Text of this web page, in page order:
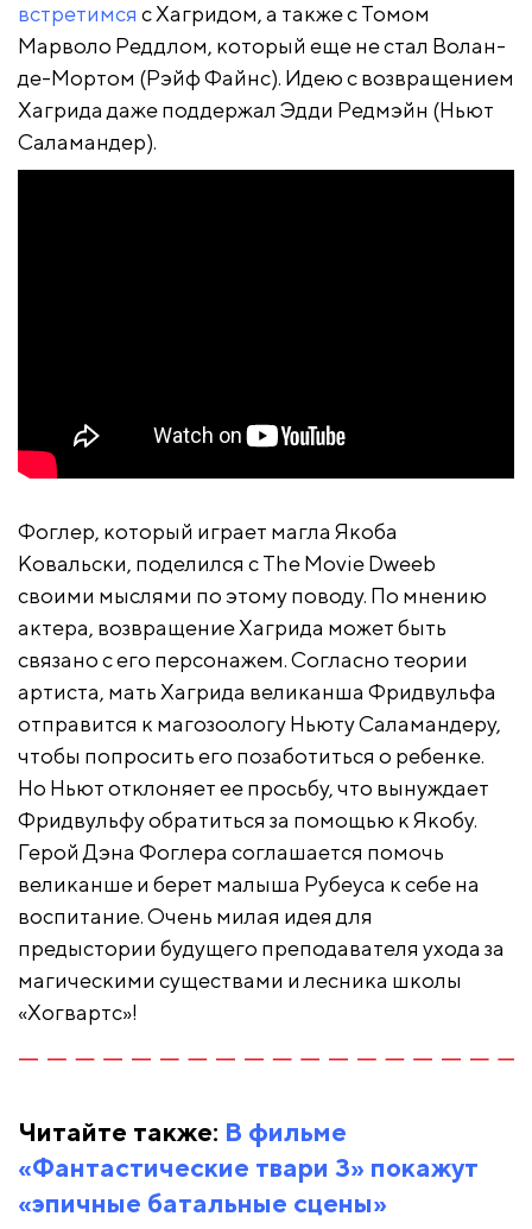
встретимся с Хагридом, а также с Томом
Марволо Реддлом, который еще не стал Волан-
де-Мортом (Рэйф Файнс). Идею с возвращением
Хагрида даже поддержал Эдди Редмэйн (Ньют
Саламандер).
Фоглер, который играет магла Якоба
Ковальски, поделился с The Movie Dweeb
своими мыслями по этому поводу. По мнению
актера, возвращение Хагрида может быть
связано с его персонажем. Согласно теории
артиста, мать Хагрида великанша Фридвульфа
отправится к магозоологу Ньюту Саламандеру,
чтобы попросить его позаботиться о ребенке.
Но Ньют отклоняет ее просьбу, что вынуждает
Фридвульфу обратиться за помощью к Якобу.
Герой Дэна Фоглера соглашается помочь
великанше и берет малыша Рубеуса к себе на
воспитание. Очень милая идея для
предыстории будущего преподавателя ухода за
магическими существами и лесника школы
«Хогвартс»!
Читайте также: В фильме
«Фантастические твари 3» покажут
«эпичные батальные сцены»